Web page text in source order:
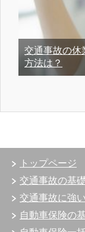
交通事故の休
方法は？
トップページ
交通事故の基
交通事故に強
自動車保険の